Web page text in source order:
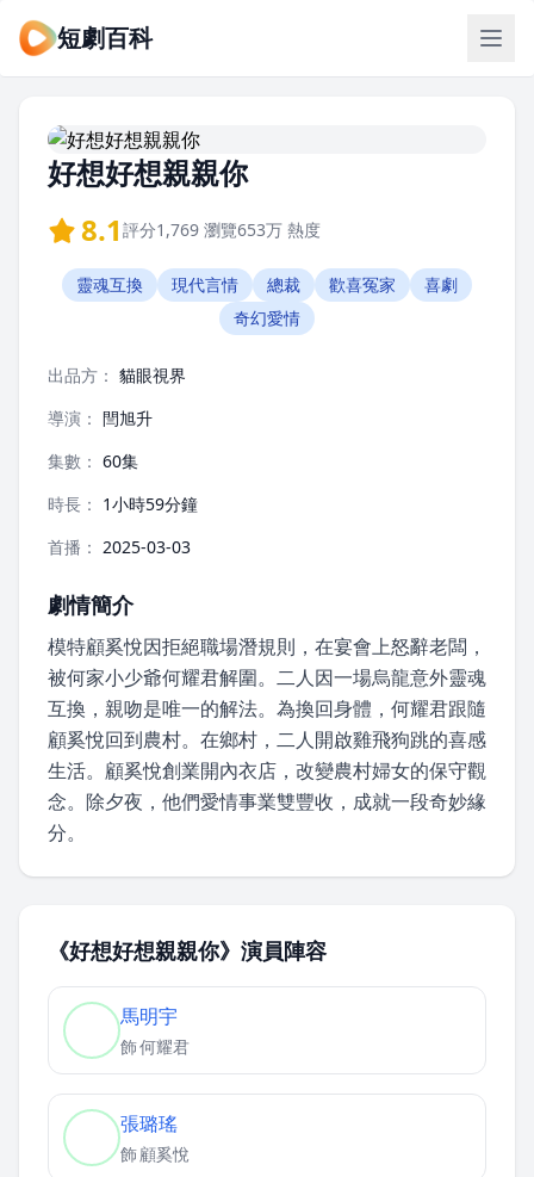
短劇百科
好想好想親親你
8.1 評分1,769 瀏覽653万 熱度
靈魂互換 現代言情 總裁 歡喜冤家
喜劇
奇幻愛情
出品方： 貓眼視界
導演： 閆旭升
集數： 60集
時長： 1小時59分鐘
首播： 2025-03-03
劇情簡介
模特顧奚悅因拒絕職場潛規則，在宴會上怒辭老闆，
被何家小少爺何耀君解圍。二人因一場烏龍意外靈魂
互換，親吻是唯一的解法。為換回身體，何耀君跟隨
顧奚悅回到農村。在鄉村，二人開啟雞飛狗跳的喜感
生活。顧奚悅創業開內衣店，改變農村婦女的保守觀
念。除夕夜，他們愛情事業雙豐收，成就一段奇妙緣
分。
《好想好想親親你》演員陣容
馬明宇
飾何耀君
張璐瑤
飾顧奚悅